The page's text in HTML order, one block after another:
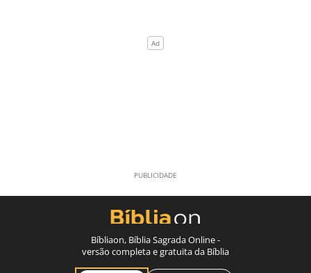
Bíbliaon, Bíblia Sagrada Online -
versão completa e gratuita da Bíblia